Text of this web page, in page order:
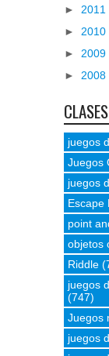
► 2011
► 2010
► 2009
► 2008
juegos
Juegos
juegos
Escape
point
objetos
Riddle
juegos
(747)
Juegos
juegos